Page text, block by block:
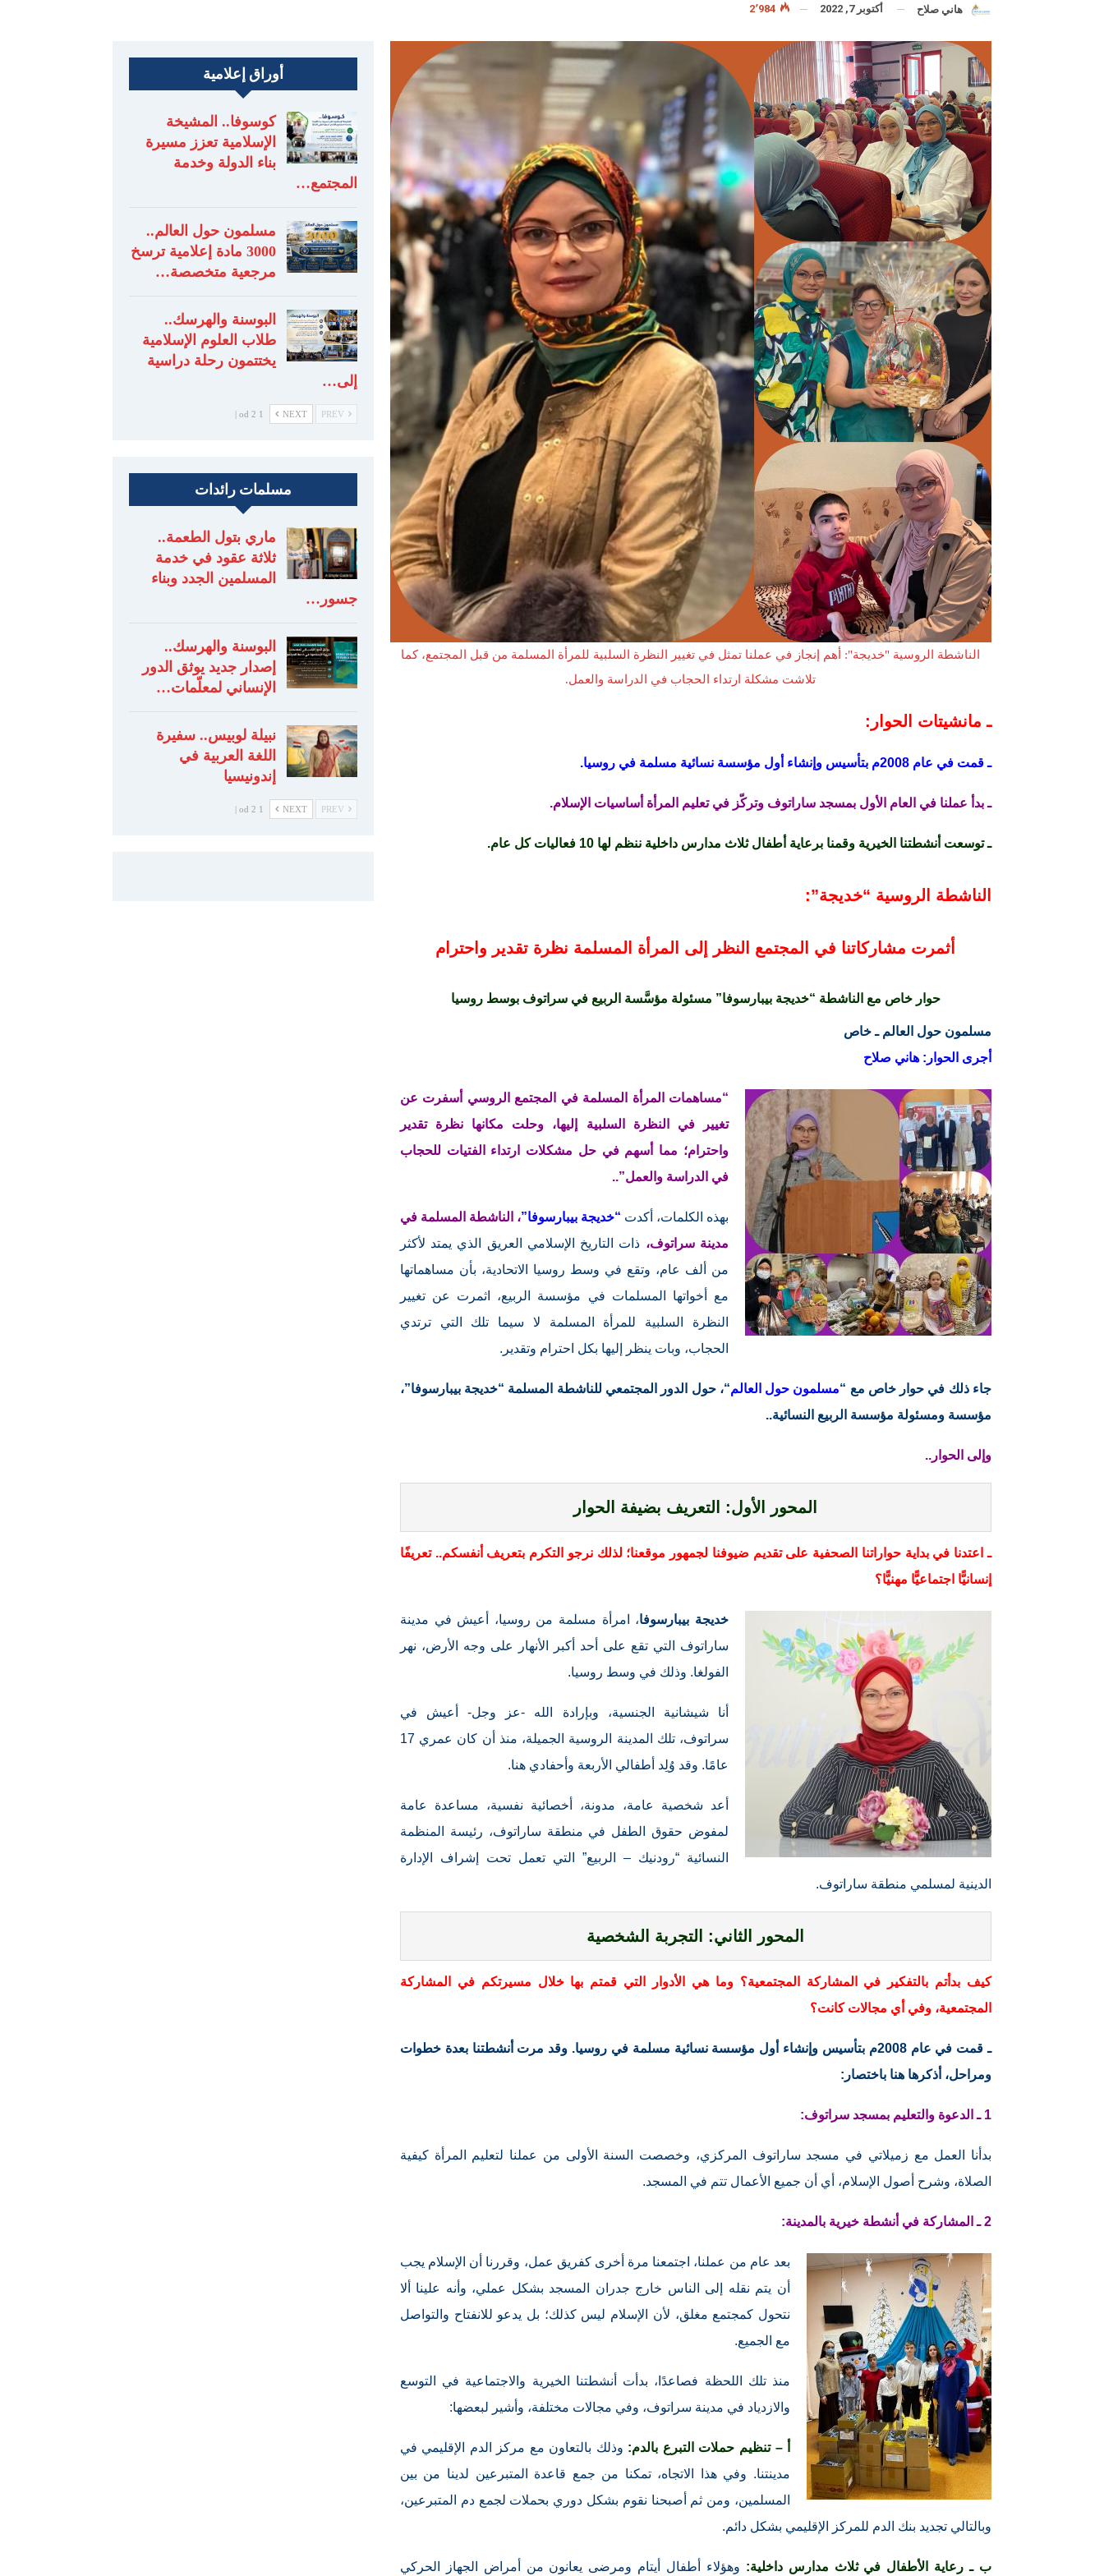
هاني صلاح أكتوبر 7, 2022
الناشطة الروسية "خديجة": أهم إنجاز في عملنا تمثل في تغيير النظرة السلبية للمرأة المسلمة من قبل المجتمع، كما
تلاشت مشكلة ارتداء الحجاب في الدراسة والعمل.
ـ مانشيتات الحوار:
ـ قمت في عام 2008م بتأسيس وإنشاء أول مؤسسة نسائية مسلمة في روسيا.
ـ بدأ عملنا في العام الأول بمسجد ساراتوف وتركّز في تعليم المرأة أساسيات الإسلام.
ـ توسعت أنشطتنا الخيرية وقمنا برعاية أطفال ثلاث مدارس داخلية ننظم لها 10 فعاليات كل عام.
الناشطة الروسية “خديجة”:
أثمرت مشاركاتنا في المجتمع النظر إلى المرأة المسلمة نظرة تقدير واحترام
حوار خاص مع الناشطة “خديجة بيبارسوفا” مسئولة مؤسَّسة الربيع في سراتوف بوسط روسيا
مسلمون حول العالم ـ خاص
أجرى الحوار: هاني صلاح
“مساهمات المرأة المسلمة في المجتمع الروسي أسفرت عن
تغيير في النظرة السلبية إليها، وحلت مكانها نظرة تقدير
واحترام؛ مما أسهم في حل مشكلات ارتداء الفتيات للحجاب
في الدراسة والعمل”..
بهذه الكلمات، أكدت “خديجة بيبارسوفا”، الناشطة المسلمة في
مدينة سراتوف، ذات التاريخ الإسلامي العريق الذي يمتد لأكثر
من ألف عام، وتقع في وسط روسيا الاتحادية، بأن مساهماتها
مع أخواتها المسلمات في مؤسسة الربيع، اثمرت عن تغيير
النظرة السلبية للمرأة المسلمة لا سيما تلك التي ترتدي
الحجاب، وبات ينظر إليها بكل احترام وتقدير.
جاء ذلك في حوار خاص مع “مسلمون حول العالم“، حول الدور المجتمعي للناشطة المسلمة “خديجة بيبارسوفا”،
مؤسسة ومسئولة مؤسسة الربيع النسائية..
وإلى الحوار..
المحور الأول: التعريف بضيفة الحوار
ـ اعتدنا في بداية حواراتنا الصحفية على تقديم ضيوفنا لجمهور موقعنا؛ لذلك نرجو التكرم بتعريف أنفسكم.. تعريفًا
إنسانيًّا اجتماعيًّا مهنيًّا؟
خديجة بيبارسوفا، امرأة مسلمة من روسيا، أعيش في مدينة
ساراتوف التي تقع على أحد أكبر الأنهار على وجه الأرض، نهر
الفولغا. وذلك في وسط روسيا.
أنا شيشانية الجنسية، وبإرادة الله -عز وجل- أعيش في
سراتوف، تلك المدينة الروسية الجميلة، منذ أن كان عمري 17
عامًا. وقد وُلِد أطفالي الأربعة وأحفادي هنا.
أعد شخصية عامة، مدونة، أخصائية نفسية، مساعدة عامة
لمفوض حقوق الطفل في منطقة ساراتوف، رئيسة المنظمة
النسائية “رودنيك – الربيع” التي تعمل تحت إشراف الإدارة
الدينية لمسلمي منطقة ساراتوف.
المحور الثاني: التجربة الشخصية
كيف بدأتم بالتفكير في المشاركة المجتمعية؟ وما هي الأدوار التي قمتم بها خلال مسيرتكم في المشاركة
المجتمعية، وفي أي مجالات كانت؟
ـ قمت في عام 2008م بتأسيس وإنشاء أول مؤسسة نسائية مسلمة في روسيا. وقد مرت أنشطتنا بعدة خطوات
ومراحل، أذكرها هنا باختصار:
1 ـ الدعوة والتعليم بمسجد سراتوف:
بدأنا العمل مع زميلاتي في مسجد ساراتوف المركزي، وخصصت السنة الأولى من عملنا لتعليم المرأة كيفية
الصلاة، وشرح أصول الإسلام، أي أن جميع الأعمال تتم في المسجد.
2 ـ المشاركة في أنشطة خيرية بالمدينة:
بعد عام من عملنا، اجتمعنا مرة أخرى كفريق عمل، وقررنا أن الإسلام يجب
أن يتم نقله إلى الناس خارج جدران المسجد بشكل عملي، وأنه علينا ألا
نتحول كمجتمع مغلق، لأن الإسلام ليس كذلك؛ بل يدعو للانفتاح والتواصل
مع الجميع.
منذ تلك اللحظة فصاعدًا، بدأت أنشطتنا الخيرية والاجتماعية في التوسع
والازدياد في مدينة سراتوف، وفي مجالات مختلفة، وأشير لبعضها:
أ – تنظيم حملات التبرع بالدم: وذلك بالتعاون مع مركز الدم الإقليمي في
مدينتنا. وفي هذا الاتجاه، تمكنا من جمع قاعدة المتبرعين لدينا من بين
المسلمين، ومن ثم أصبحنا نقوم بشكل دوري بحملات لجمع دم المتبرعين،
وبالتالي تجديد بنك الدم للمركز الإقليمي بشكل دائم.
ب ـ رعاية الأطفال في ثلاث مدارس داخلية: وهؤلاء أطفال أيتام ومرضى يعانون من أمراض الجهاز الحركي
أوراق إعلامية
كوسوفا.. المشيخة
الإسلامية تعزز مسيرة
بناء الدولة وخدمة
المجتمع…
مسلمون حول العالم..
3000 مادة إعلامية ترسخ
مرجعية متخصصة…
البوسنة والهرسك..
طلاب العلوم الإسلامية
يختتمون رحلة دراسية
إلى…
NEXT
1 od 2 |
مسلمات رائدات
ماري بتول الطعمة..
ثلاثة عقود في خدمة
المسلمين الجدد وبناء
جسور…
البوسنة والهرسك..
إصدار جديد يوثق الدور
الإنساني لمعلّمات…
نبيلة لوبيس.. سفيرة
اللغة العربية في
إندونيسيا
NEXT
1 od 2 |